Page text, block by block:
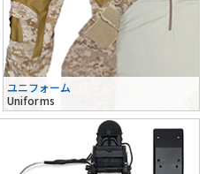
ユニフォーム
Uniforms